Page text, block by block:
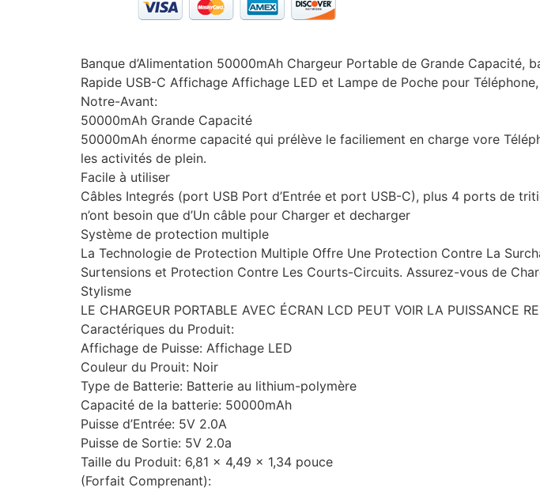
Banque d’Alimentation 50000mAh Chargeur Portable de Grande
Rapide USB-C Affichage Affichage LED et Lampe de Poche pour
Notre-Avant:
50000mAh Grande Capacité
50000mAh énorme capacité qui prélève le faciliement en charge vore
les activités de plein.
Facile à utiliser
Câbles Integrés (port USB Port d’Entrée et port USB-C), plus 4 ports de
n’ont besoin que d’Un câble pour Charger et decharger
Système de protection multiple
La Technologie de Protection Multiple Offre Une Protection Contre La
Surtensions et Protection Contre Les Courts-Circuits. Assurez-vous de
Stylisme
LE CHARGEUR PORTABLE AVEC ÉCRAN LCD PEUT VOIR LA PUISSANCE
Caractériques du Produit:
Affichage de Puisse: Affichage LED
Couleur du Prouit: Noir
Type de Batterie: Batterie au lithium-polymère
Capacité de la batterie: 50000mAh
Puisse d’Entrée: 5V 2.0A
Puisse de Sortie: 5V 2.0a
Taille du Produit: 6,81 x 4,49 x 1,34 pouce
(Forfait Comprenant):